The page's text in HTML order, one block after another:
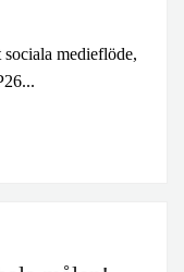
medieflöde,